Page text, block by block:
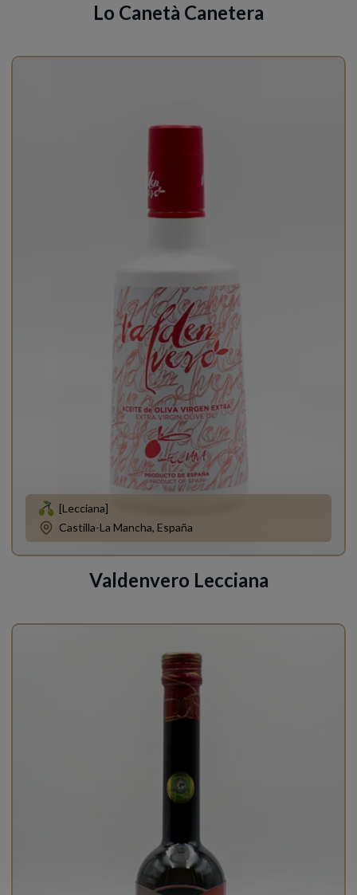
Lo Canetà Canetera
[Lecciana]
Castilla-La Mancha, España
Valdenvero Lecciana